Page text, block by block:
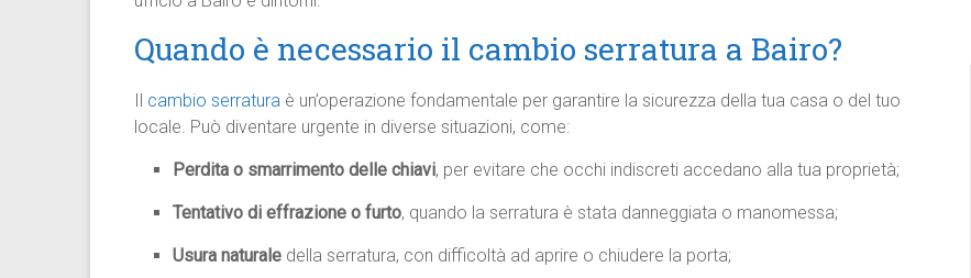
Quando è necessario il cambio serratura a Bairo?
Il cambio serratura è un’operazione fondamentale per garantire la sicurezza della tua casa o del tuo
locale. Può diventare urgente in diverse situazioni, come:
Perdita o smarrimento delle chiavi, per evitare che occhi indiscreti accedano alla tua proprietà;
Tentativo di effrazione o furto, quando la serratura è stata danneggiata o manomessa;
Usura naturale della serratura, con difficoltà ad aprire o chiudere la porta;